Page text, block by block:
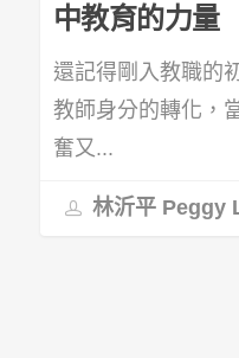
中教育的力量
還記得剛入教職的
教師身分的轉化，
奮又...
林沂平 Peggy